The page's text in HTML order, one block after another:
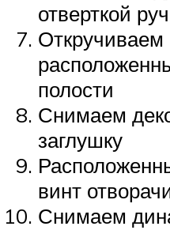
отверткой
Откручиваем
полости
Снимаем
заглушку
винт
Снимаем